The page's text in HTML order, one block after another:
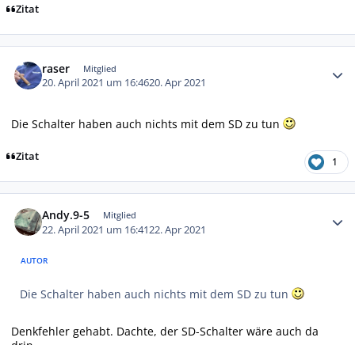
Zitat
raser Mitglied
20. April 2021 um 16:4620. Apr 2021
Die Schalter haben auch nichts mit dem SD zu tun
Zitat 1
Andy.9-5 Mitglied
22. April 2021 um 16:4122. Apr 2021
AUTOR
Die Schalter haben auch nichts mit dem SD zu tun
Denkfehler gehabt. Dachte, der SD-Schalter wäre auch da